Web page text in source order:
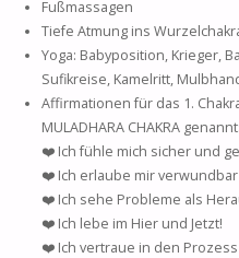
Fußmassagen
Tiefe Atmung ins
Yoga: Babyposition, Krieger,
Sufikreise, Kamelritt,
Affirmationen für das 1.
MULADHARA CHAKRA genannt:
❤️ Ich fühle mich sicher und
❤️ Ich erlaube mir
❤️ Ich sehe Probleme als
❤️ Ich lebe im Hier und Jetzt!
❤️ Ich vertraue in den